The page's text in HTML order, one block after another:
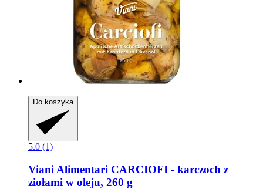
Do koszyka
5.0 (1)
Viani Alimentari CARCIOFI -​ karczoch z
ziołami w oleju, 260 g